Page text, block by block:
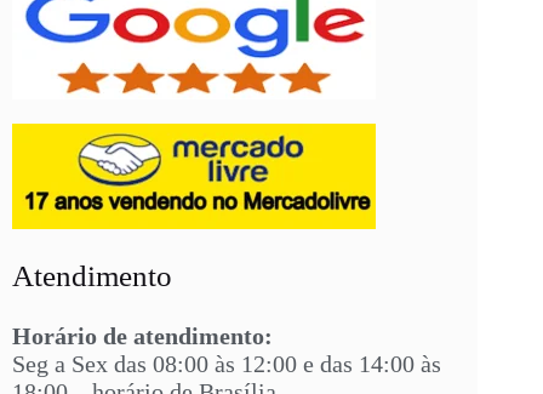
Atendimento
Horário de atendimento:
Seg a Sex das 08:00 às 12:00 e das 14:00 às